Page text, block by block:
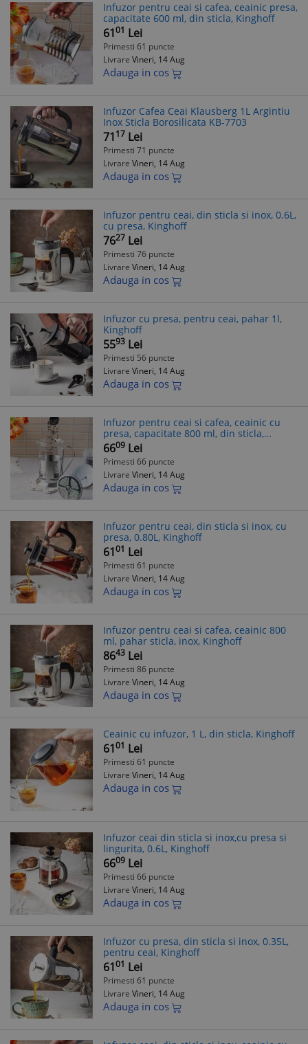
Infuzor pentru ceai si cafea, ceainic presa,
capacitate 600 ml, din sticla, Kinghoff
6101 Lei
Primesti 61 puncte
Livrare Vineri, 14 Aug
Adauga in cos
Infuzor Cafea Ceai Klausberg 1L Argintiu
Inox Sticla Borosilicata KB-7703
7117 Lei
Primesti 71 puncte
Livrare Vineri, 14 Aug
Adauga in cos
Infuzor pentru ceai, din sticla si inox, 0.6L,
cu presa, Kinghoff
7627 Lei
Primesti 76 puncte
Livrare Vineri, 14 Aug
Adauga in cos
Infuzor cu presa, pentru ceai, pahar 1l,
Kinghoff
5593 Lei
Primesti 56 puncte
Livrare Vineri, 14 Aug
Adauga in cos
Infuzor pentru ceai si cafea, ceainic cu
presa, capacitate 800 ml, din sticla,
Kinghoff
6609 Lei
Primesti 66 puncte
Livrare Vineri, 14 Aug
Adauga in cos
Infuzor pentru ceai, din sticla si inox, cu
presa, 0.80L, Kinghoff
6101 Lei
Primesti 61 puncte
Livrare Vineri, 14 Aug
Adauga in cos
Infuzor pentru ceai si cafea, ceainic 800
ml, pahar sticla, inox, Kinghoff
8643 Lei
Primesti 86 puncte
Livrare Vineri, 14 Aug
Adauga in cos
Ceainic cu infuzor, 1 L, din sticla, Kinghoff
6101 Lei
Primesti 61 puncte
Livrare Vineri, 14 Aug
Adauga in cos
Infuzor ceai din sticla si inox,cu presa si
lingurita, 0.6L, Kinghoff
6609 Lei
Primesti 66 puncte
Livrare Vineri, 14 Aug
Adauga in cos
Infuzor cu presa, din sticla si inox, 0.35L,
pentru ceai, Kinghoff
6101 Lei
Primesti 61 puncte
Livrare Vineri, 14 Aug
Adauga in cos